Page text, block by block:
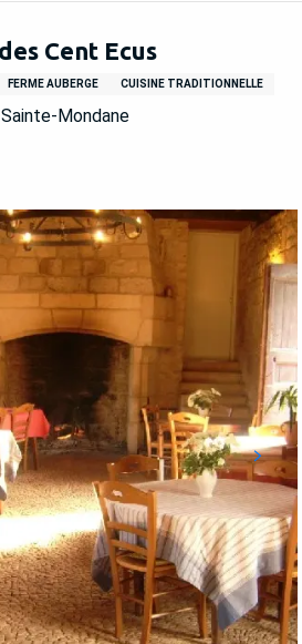
Cent Ecus
FERME AUBERGE CUISINE TRADITIONNELLE
Mondane